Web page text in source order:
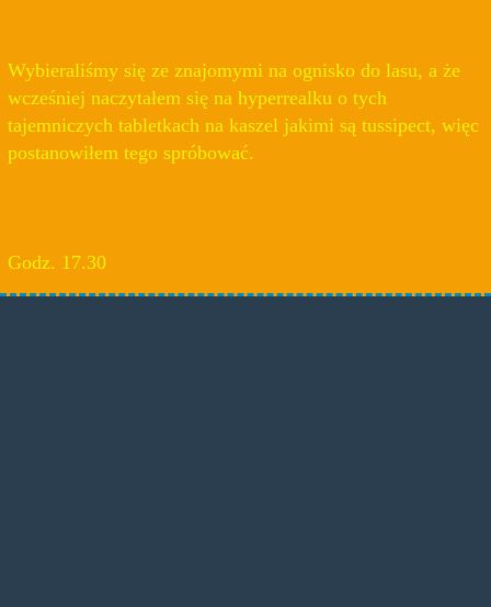
Wybieraliśmy się ze znajomymi na ognisko do lasu, a że
wcześniej naczytałem się na hyperrealku o tych
tajemniczych tabletkach na kaszel jakimi są tussipect, więc
postanowiłem tego spróbować.
Godz. 17.30